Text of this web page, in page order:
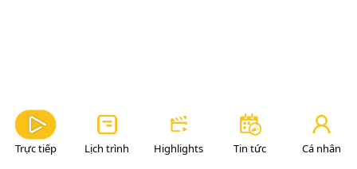
Trực tiếp Lịch trình Highlights Tin tức Cá nhân